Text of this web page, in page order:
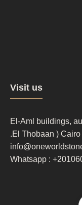
Visit us
94 El-Aml buildings,
El Thobaan ) Cairo
Whatsapp :